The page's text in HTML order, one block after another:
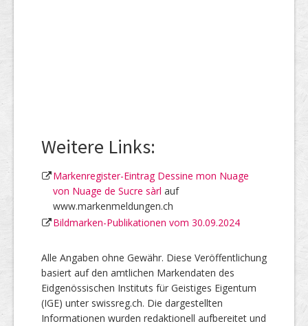
Weitere Links:
Markenregister-Eintrag Dessine mon Nuage
von Nuage de Sucre sàrl auf
www.markenmeldungen.ch
Bildmarken-Publikationen vom 30.09.2024
Alle Angaben ohne Gewähr. Diese Veröffentlichung
basiert auf den amtlichen Markendaten des
Eidgenössischen Instituts für Geistiges Eigentum
(IGE) unter swissreg.ch. Die dargestellten
Informationen wurden redaktionell aufbereitet und